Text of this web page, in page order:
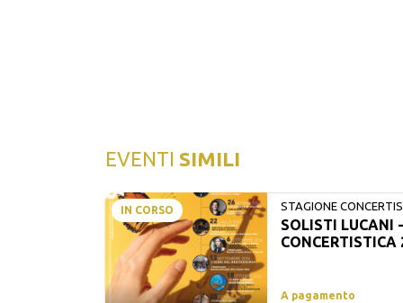
EVENTI SIMILI
IN CORSO
STAGIONE
LUCANI
SOLISTI LUCANI
CONCERTISTICA
A pagamento